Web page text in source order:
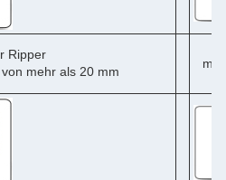
Ripper
mehr als 20 mm
mit